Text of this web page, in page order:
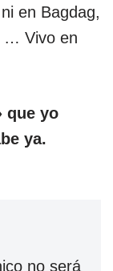
en Bagdag,
… Vivo en
que yo
ya.
no será